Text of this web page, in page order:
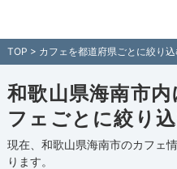
でご紹介！日本全国のカフェ検
TOP > カフェを都道府県ごとに絞り
和歌山県海南市
フェごとに絞り
現在、和歌山県海南市のカフェ
ります。